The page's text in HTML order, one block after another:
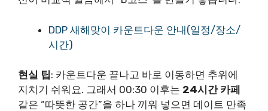
DDP 새해맞이 카운트다운 안내(일정/장소/
시간)
현실 팁: 카운트다운 끝나고 바로 이동하면 추위에
지치기 쉬워요. 그래서 00:30 이후는 24시간 카페
같은 “따뜻한 공간”을 하나 끼워 넣으면 데이트 만족